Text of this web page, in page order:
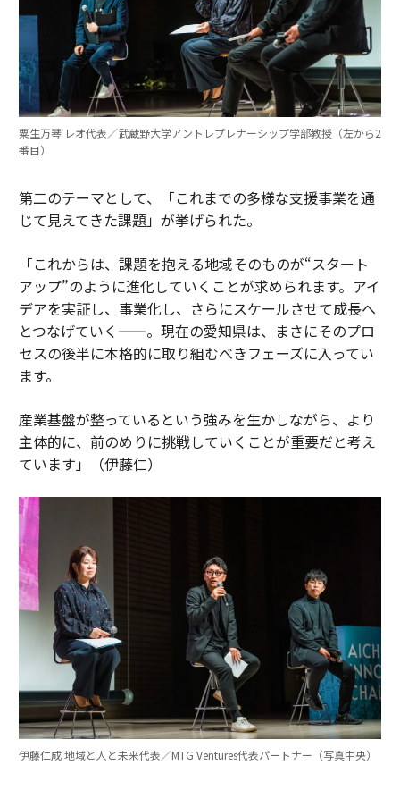
粟生万琴 レオ代表／武蔵野大学アントレプレナーシップ学部教授（左から2
番目）
第二のテーマとして、「これまでの多様な支援事業を通
じて見えてきた課題」が挙げられた。
「これからは、課題を抱える地域そのものが“スタート
アップ”のように進化していくことが求められます。アイ
デアを実証し、事業化し、さらにスケールさせて成長へ
とつなげていく——。現在の愛知県は、まさにそのプロ
セスの後半に本格的に取り組むべきフェーズに入ってい
ます。
産業基盤が整っているという強みを生かしながら、より
主体的に、前のめりに挑戦していくことが重要だと考え
ています」（伊藤仁）
伊藤仁成 地域と人と未来代表／MTG Ventures代表パートナー（写真中央）